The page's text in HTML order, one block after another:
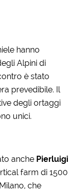
hanno
Alpini di
è stato
prevedibile. Il
degli ortaggi
unici.
anche Pierluigi
farm di 1500
che